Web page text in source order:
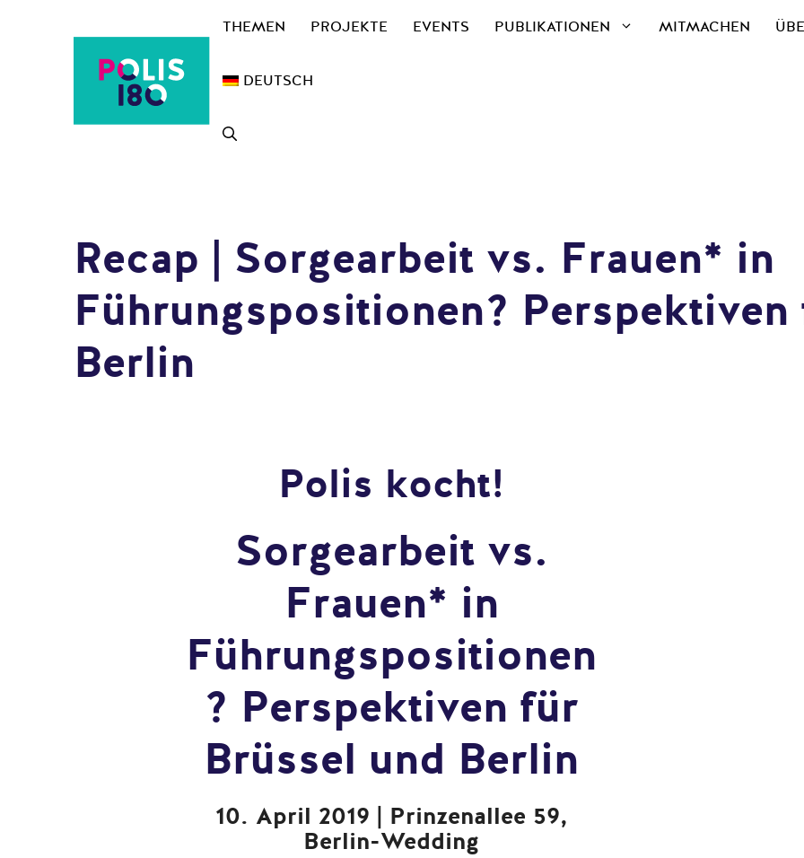
THEMEN PROJEKTE EVENTS PUBLIKATIONEN MITMACHEN
DEUTSCH
Recap | Sorgearbeit vs. Frauen* in
Führungspositionen?
Berlin
Polis kocht!
Sorgearbeit vs.
Frauen* in
Führungspositionen
? Perspektiven für
Brüssel und Berlin
10. April 2019 | Prinzenallee 59,
Berlin-Wedding